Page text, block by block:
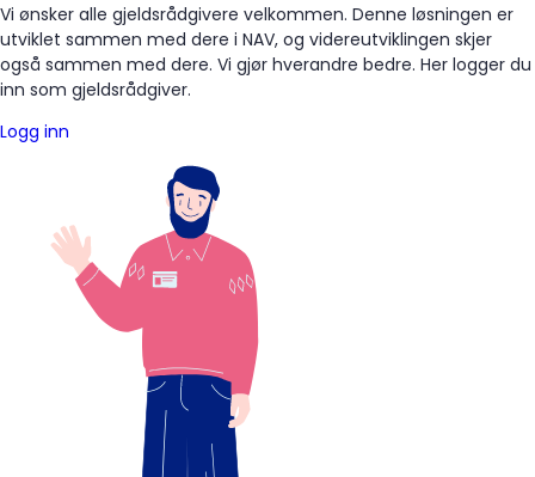
Vi ønsker alle gjeldsrådgivere velkommen. Denne løsningen er
utviklet sammen med dere i NAV, og videreutviklingen skjer
også sammen med dere. Vi gjør hverandre bedre. Her logger du
inn som gjeldsrådgiver.
Logg inn